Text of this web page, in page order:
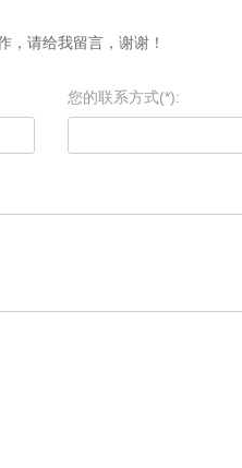
，请给我留言，谢谢！
您的联系方式(*):